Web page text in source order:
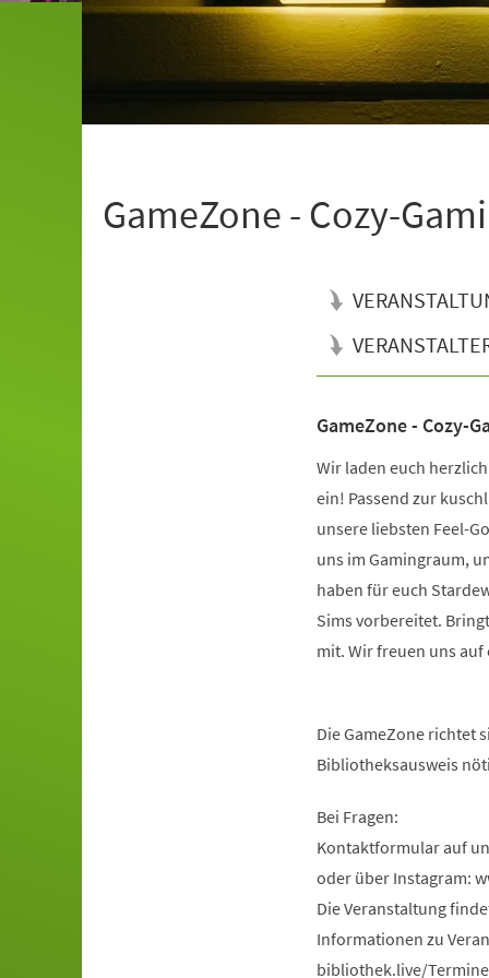
GameZone - Cozy-
GameZone - Cozy-
Wir laden euch
ein! Passend zur
unsere liebsten Feel-
uns im Gamingraum,
haben für euch
Sims vorbereitet.
mit. Wir freuen uns
Die GameZone richtet
Bibliotheksausweis
Bei Fragen:
Kontaktformular auf
oder über Instagram:
Die Veranstaltung
Informationen zu
bibliothek.live/Termine